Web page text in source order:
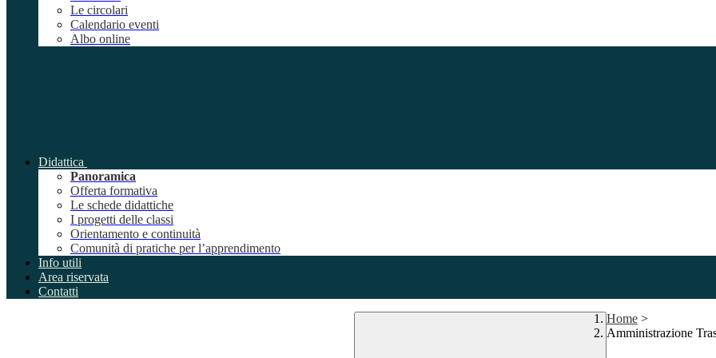
Le circolari
Calendario eventi
Albo online
Didattica
Panoramica
Offerta formativa
Le schede didattiche
I progetti delle classi
Orientamento e continuità
Comunità di pratiche per l’apprendimento
Info utili
Area riservata
Contatti
Home >
Amministrazione